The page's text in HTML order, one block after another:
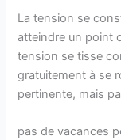
La tension se
atteindre un point
tension se tisse
gratuitement à se
pertinente, mais
pas de vacances